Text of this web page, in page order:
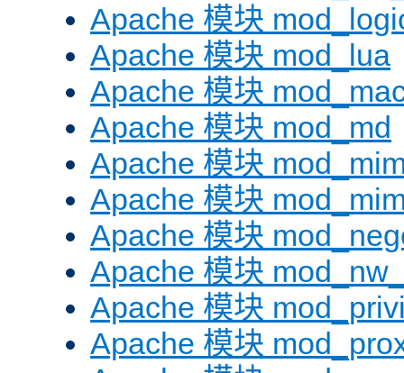
Apache 模块
Apache 模块 mod_lua
Apache 模块
Apache 模块 mod_md
Apache 模块
Apache 模块
Apache 模块
Apache 模块
Apache 模块
Apache 模块